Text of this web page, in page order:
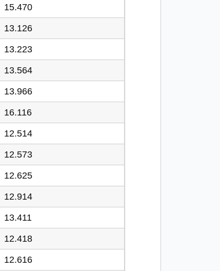
15.470
13.126
13.223
13.564
13.966
16.116
12.514
12.573
12.625
12.914
13.411
12.418
12.616